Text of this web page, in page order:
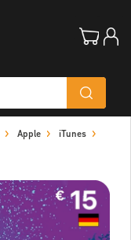
Apple
iTunes